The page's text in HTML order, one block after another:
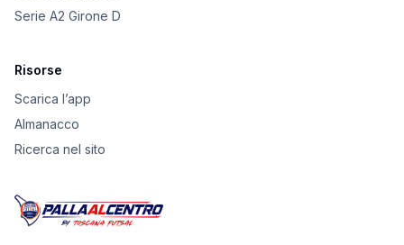
Serie A2 Girone D
Risorse
Scarica l’app
Almanacco
Ricerca nel sito